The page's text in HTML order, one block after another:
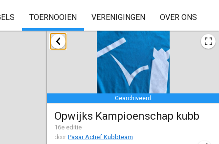
TOERNOOIEN VERENIGINGEN OVER ONS
Gearchiveerd
Opwijks Kampioenschap kubb
16e editie
door Pasar Actief Kubbteam
januari 2026
Skuffle for the Shovel
17 jan. 2026 | Verenigde Staten
Skuffle for the Shovel
17 jan. 2026|Verenigde Staten
Winterkubb